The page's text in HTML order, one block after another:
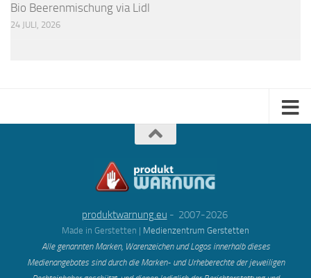
Bio Beerenmischung via Lidl
24 JULI, 2026
produktwarnung.eu - 2007-2026
Made in Gerstetten | Medienzentrum Gerstetten
Alle genannten Marken, Warenzeichen und Logos innerhalb dieses
Medienangebotes sind durch die Marken- und Urheberechte der jeweiligen